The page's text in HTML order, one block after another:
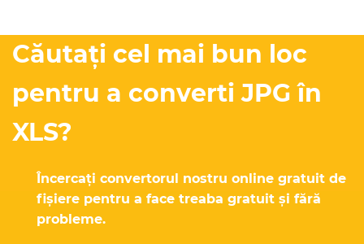
Căutați cel mai bun loc
pentru a converti JPG în
XLS?
Încercați convertorul nostru online gratuit de
fișiere pentru a face treaba gratuit și fără
probleme.